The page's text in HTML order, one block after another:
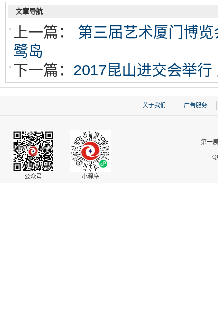
文章导航
上一篇： 第三届艺术厦门博
鹭岛
下一篇： 2017昆山进交会举行
关于我们 广告服务
公众号 小程序
第一